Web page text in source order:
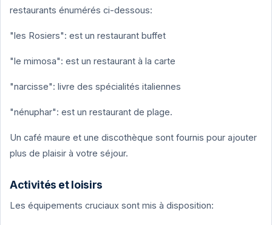
restaurants énumérés ci-dessous:
"les Rosiers": est un restaurant buffet
"le mimosa": est un restaurant à la carte
"narcisse": livre des spécialités italiennes
"nénuphar": est un restaurant de plage.
Un café maure et une discothèque sont fournis pour ajouter
plus de plaisir à votre séjour.
Activités et loisirs
Les équipements cruciaux sont mis à disposition: